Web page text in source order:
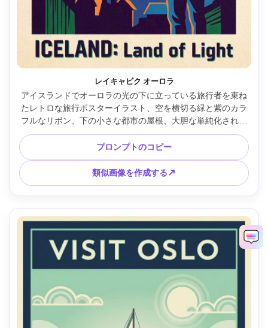
レイキャビク オーロラ
アイスランドでオーロラの光の下に立っている旅行者を束ね
たレトロな旅行ポスターイラスト、空を横切る緑と紫のカラ
フルなリボン、下の小さな都市の屋根、大胆な単純化された
形状、高コントラスト、質感のある紙の粒子、底部の最小限
のタイプ領域、畏敬の念を抱かせるムード、85mmレンズ、
浅い被写界深度 --ar 4:5
プロンプトのコピー
類似画像を作成する↗